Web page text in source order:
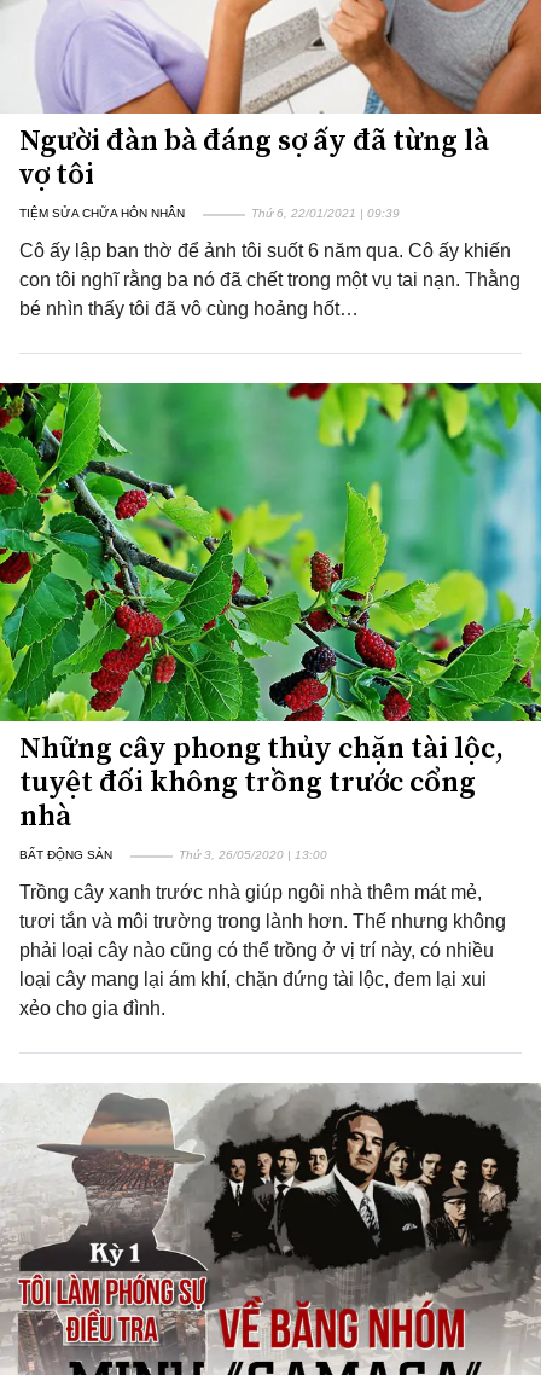
Người đàn bà đáng sợ ấy đã từng là
vợ tôi
TIỆM SỬA CHỮA HÔN NHÂN Thứ 6, 22/01/2021 | 09:39
Cô ấy lập ban thờ để ảnh tôi suốt 6 năm qua. Cô ấy khiến
con tôi nghĩ rằng ba nó đã chết trong một vụ tai nạn. Thằng
bé nhìn thấy tôi đã vô cùng hoảng hốt…
Những cây phong thủy chặn tài lộc,
tuyệt đối không trồng trước cổng
nhà
BẤT ĐỘNG SẢN Thứ 3, 26/05/2020 | 13:00
Trồng cây xanh trước nhà giúp ngôi nhà thêm mát mẻ,
tươi tắn và môi trường trong lành hơn. Thế nhưng không
phải loại cây nào cũng có thể trồng ở vị trí này, có nhiều
loại cây mang lại ám khí, chặn đứng tài lộc, đem lại xui
xẻo cho gia đình.